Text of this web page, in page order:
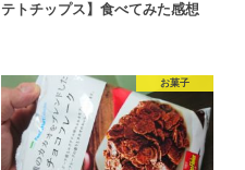
テトチップス】食べてみた感想
お菓子